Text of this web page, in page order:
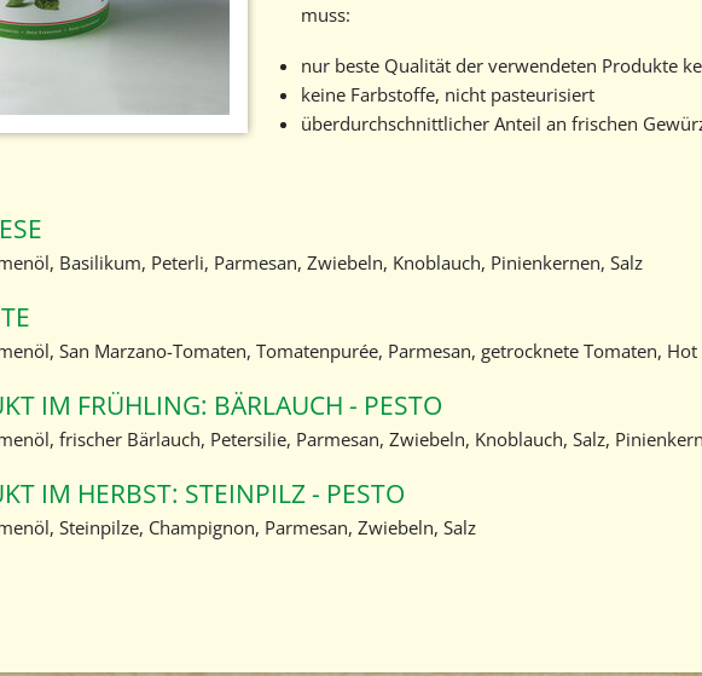
muss:
nur beste Qualität der verwendeten Produkte
keine Farbstoffe, nicht pasteurisiert
überdurchschnittlicher Anteil an frischen
Basilikum, Peterli, Parmesan, Zwiebeln, Knoblauch, Pinienkernen, Salz
San Marzano-Tomaten, Tomatenpurée, Parmesan, getrocknete Tomaten,
IM FRÜHLING: BÄRLAUCH - PESTO
frischer Bärlauch, Petersilie, Parmesan, Zwiebeln, Knoblauch, Salz,
IM HERBST: STEINPILZ - PESTO
Steinpilze, Champignon, Parmesan, Zwiebeln, Salz